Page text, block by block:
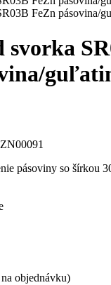
svorka
pásoviny so šírkou
objednávku)